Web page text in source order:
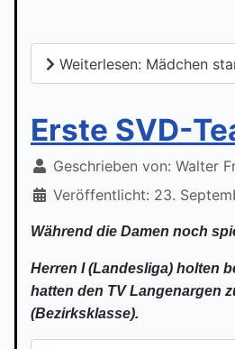
Weiterlesen: Mädchen
Erste SVD-
Geschrieben von: Walter
Veröffentlicht: 23.
Während die Damen noch
Herren I (Landesliga) holten
hatten den TV Langenargen
(Bezirksklasse).